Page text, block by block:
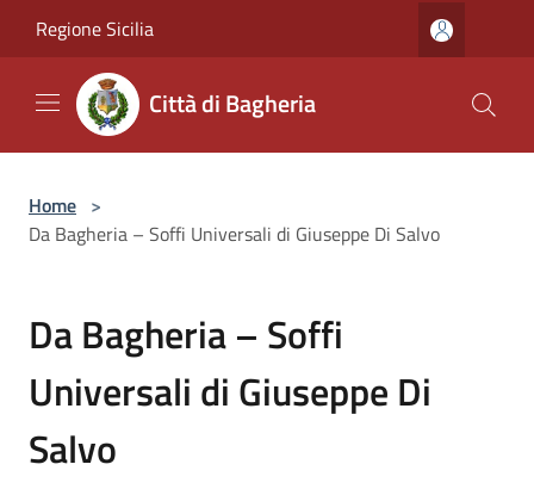
Regione Sicilia
Città di Bagheria
Home >
Da Bagheria – Soffi Universali di Giuseppe Di Salvo
Da Bagheria – Soffi
Universali di Giuseppe Di
Salvo